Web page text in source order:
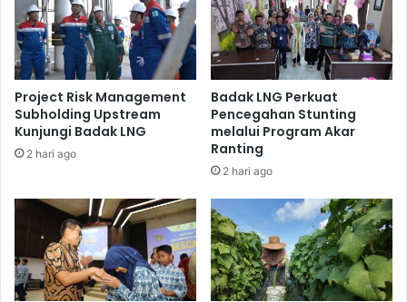
ditetapkan, serta sebagai perusahaan yang bersih dari
praktik suap.
Project Risk Management
Subholding Upstream
Kunjungi Badak LNG
2 hari ago
Badak LNG Perkuat
Pencegahan Stunting
melalui Program Akar
Ranting
2 hari ago